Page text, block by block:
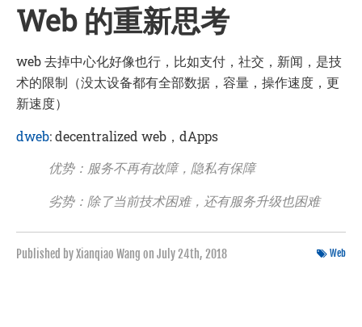
Web 的重新思考
web 去掉中心化好像也行，比如支付，社交，新闻，是技
术的限制（没太设备都有全部数据，容量，操作速度，更
新速度）
dweb: decentralized web，dApps
优势：服务不再有故障，隐私有保障
劣势：除了当前技术困难，还有服务升级也困难
Published by Xianqiao Wang on July 24th, 2018 Web